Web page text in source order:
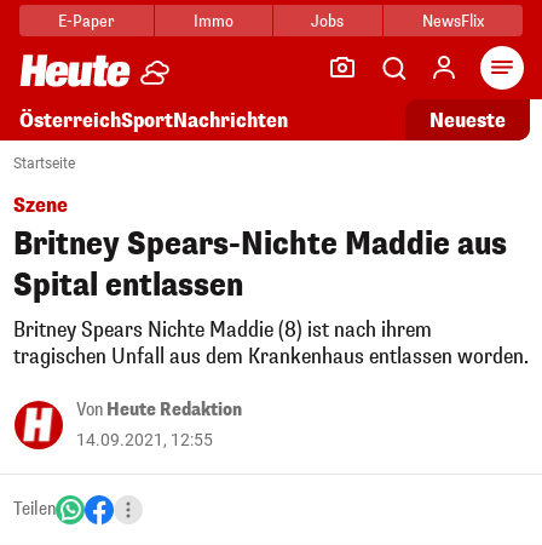
E-Paper Immo Jobs NewsFlix
ÖsterreichSportNachrichten Neueste
Startseite
Szene
Britney Spears-Nichte Maddie aus
Spital entlassen
Britney Spears Nichte Maddie (8) ist nach ihrem
tragischen Unfall aus dem Krankenhaus entlassen worden.
Von Heute Redaktion
14.09.2021, 12:55
Teilen